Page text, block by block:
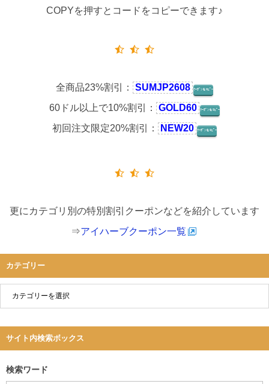
COPYを押すとコードをコピーできます♪
全商品23%割引： SUMJP2608 ｸｰﾎﾟﾝをｺﾋﾟｰ
60ドル以上で10%割引： GOLD60 ｸｰﾎﾟﾝをｺﾋﾟｰ
初回注文限定20%割引： NEW20 ｸｰﾎﾟﾝをｺﾋﾟｰ
更にカテゴリ別の特別割引クーポンなどを紹介しています
⇒アイハーブクーポン一覧
カテゴリー
サイト内検索ボックス
検索ワード